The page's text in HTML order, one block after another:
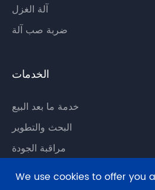
آلة الغزل
ضربة صب آلة
الخدمات
خدمة ما بعد البيع
البحث والتطوير
مراقبة الجودة
We use cookies to offer you